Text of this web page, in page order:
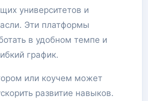
университетов и
Эти платформы
в удобном темпе и
график.
или коучем может
развитие навыков.